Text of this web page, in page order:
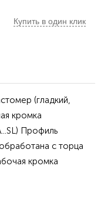
Купить в один клик
(гладкий,
кромка
Профиль
с торца
кромка